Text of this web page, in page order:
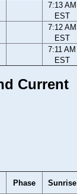
7:13 AM
EST
7:12 AM
EST
7:11 AM
EST
Current
Phase Sunrise